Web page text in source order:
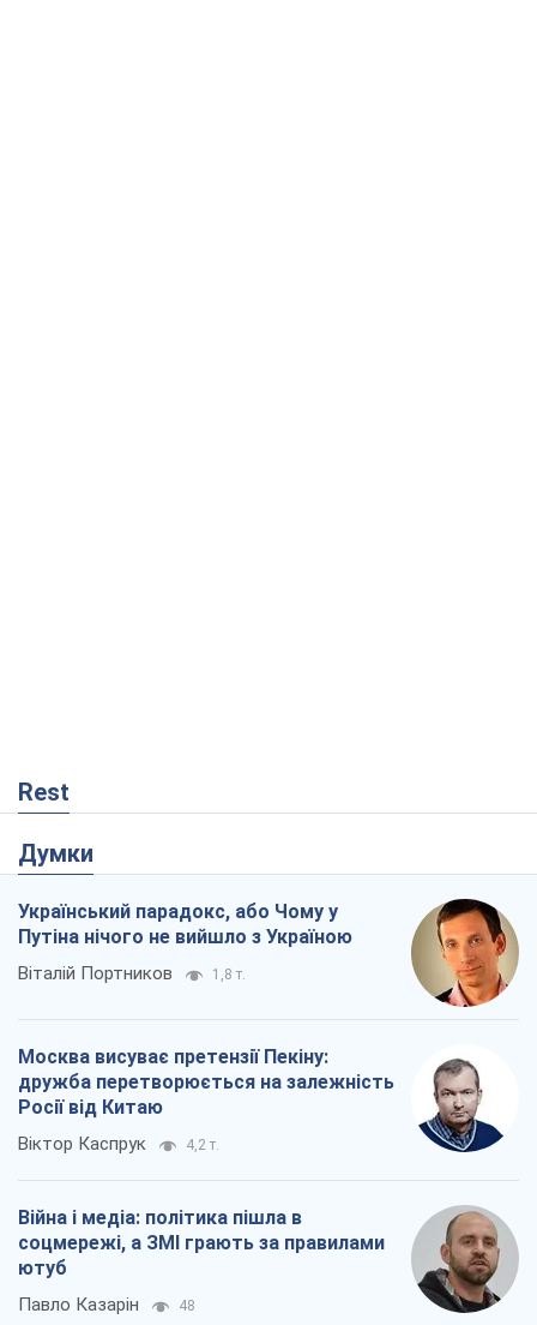
Rest
Думки
Український парадокс, або Чому у
Путіна нічого не вийшло з Україною
Віталій Портников 1,8 т.
Москва висуває претензії Пекіну:
дружба перетворюється на залежність
Росії від Китаю
Віктор Каспрук 4,2 т.
Війна і медіа: політика пішла в
соцмережі, а ЗМІ грають за правилами
ютуб
Павло Казарін 48